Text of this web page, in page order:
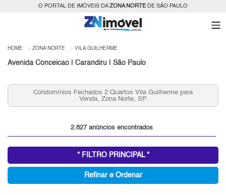
O PORTAL DE IMÓVEIS DAZONA NORTEDE SÃO PAULO
HOME ZONA NORTE VILA GUILHERME
Avenida Conceicao | Carandiru | São Paulo
Condomínios Fechados 3 Quartos Vila Guilherme para
Venda, Zona Norte, SP
2.827 anúncios encontrados
* FILTRO PRINCIPAL *
Refinar e Ordenar